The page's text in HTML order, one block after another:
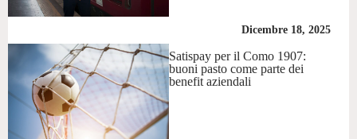
Dicembre 18, 2025
Satispay per il Como 1907:
buoni pasto come parte dei
benefit aziendali